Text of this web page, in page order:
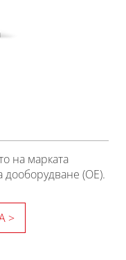
на марката
(OE).
>